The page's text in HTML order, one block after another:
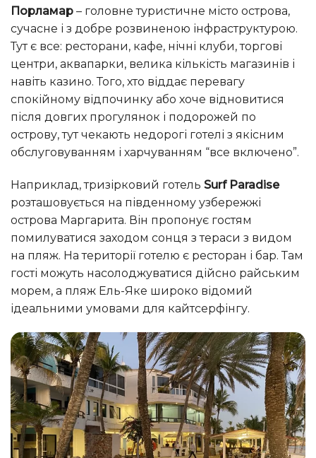
Порламар – головне туристичне місто острова,
сучасне і з добре розвиненою інфраструктурою.
Тут є все: ресторани, кафе, нічні клуби, торгові
центри, аквапарки, велика кількість магазинів і
навіть казино. Того, хто віддає перевагу
спокійному відпочинку або хоче відновитися
після довгих прогулянок і подорожей по
острову, тут чекають недорогі готелі з якісним
обслуговуванням і харчуванням “все включено”.
Наприклад, тризірковий готель Surf Paradise
розташовується на південному узбережжі
острова Маргарита. Він пропонує гостям
помилуватися заходом сонця з тераси з видом
на пляж. На території готелю є ресторан і бар. Там
гості можуть насолоджуватися дійсно райським
морем, а пляж Ель-Яке широко відомий
ідеальними умовами для кайтсерфінгу.